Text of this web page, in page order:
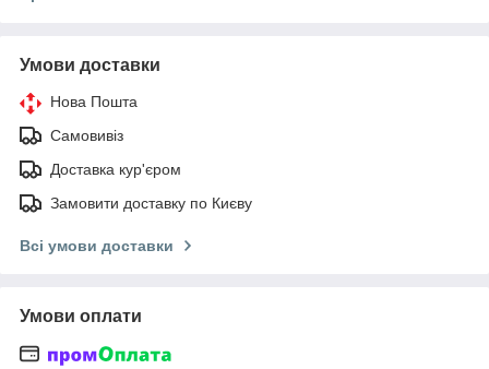
Умови доставки
Нова Пошта
Самовивіз
Доставка кур'єром
Замовити доставку по Києву
Всі умови доставки
Умови оплати